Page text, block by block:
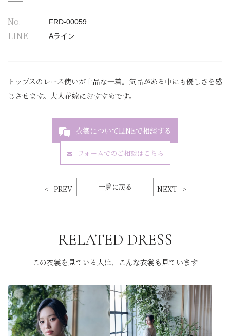
No. FRD-00059
LINE Aライン
トップスのレース使いが上品な一着。気品がある中にも優しさを感
じさせます。大人花嫁におすすめです。
衣裳についてLINEで相談する
フォームでのご相談はこちら
PREV 一覧に戻る NEXT
RELATED DRESS
この衣裳を見ている人は、こんな衣裳も見ています